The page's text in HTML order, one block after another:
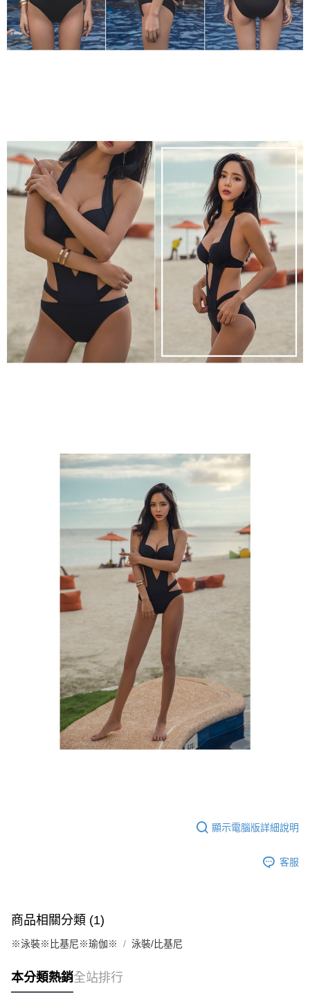
顯示電腦版詳細說明
客服
商品相關分類 (1)
※泳裝※比基尼※瑜伽※ 泳裝/比基尼
本分類熱銷全站排行